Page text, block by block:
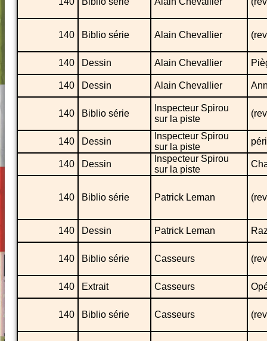
140 Biblio série Alain Chevallier
140 Dessin Alain Chevallier
140 Dessin Alain Chevallier
140 Biblio série
Inspecteur Spirou
sur la piste
140 Dessin
Inspecteur Spirou
sur la piste
140 Dessin
Inspecteur Spirou
sur la piste
140 Biblio série Patrick Leman
140 Dessin Patrick Leman
140 Biblio série Casseurs
140 Extrait Casseurs
140 Biblio série Casseurs